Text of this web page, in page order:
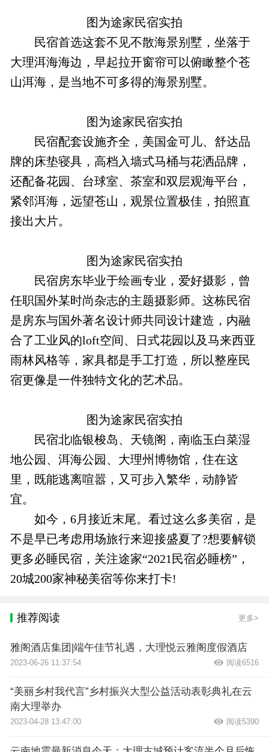
图为途家民宿实拍
民宿首选这套不见不散海景别墅，坐落于
大理洱海海边，早起拉开窗帘可以俯瞰整个苍
山洱海，是当地不可多得的海景别墅。
图为途家民宿实拍
民宿配套设施齐全，美国金可儿、舒达品
牌的床垫寝具，高档入墙式马桶与花洒品牌，
还配备花园、台球室、茶室和双层观海平台，
紧邻洱海，远望苍山，观景位置极佳，拍照直
接出大片。
图为途家民宿实拍
民宿房东毕业于绘画专业，爱好摄影，曾
任职国外某时尚杂志的主题摄影师。这栋民宿
是房东与国外著名设计师共同设计建造，内融
合了工业风的loft空间、日式花园以及马来西亚
雨林风格等，家具都是手工打造，所以整座民
宿更像是一件独特文化的艺术品。
图为途家民宿实拍
民宿北临银梭岛、天镜阁，南临玉白菜湿
地公园、洱海公园、大理州博物馆，住在这
里，既能逃离喧嚣，又可步入繁华，动静皆
宜。
如今，6月接近末尾。看过这么多美宿，是
不是早已考虑用场旅行来迎接盛夏了?想要解锁
更多必睡民宿，关注途家“2021民宿必睡榜”，
20城200家神秘美宿等你来打卡!
推荐阅读 更多>
雅阁酒店集团|端午佳节礼遇，大理悦云雅阁度假酒店
2023-06-26 11:37:54 阅读6516
“美丽乡村我代言”乡村振兴大型公益活动表彰典礼在云
南大理举办
2023-04-28 13:47:00 阅读5390